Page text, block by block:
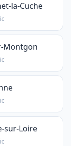
la-Cuche
Montgon
sur-Loire